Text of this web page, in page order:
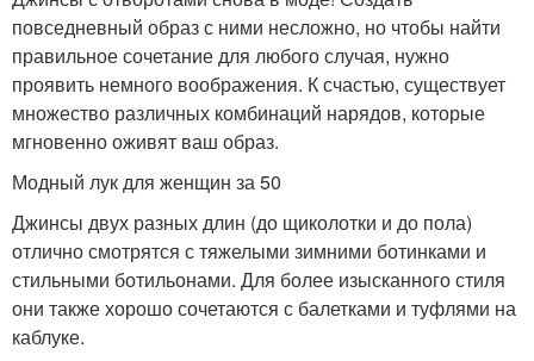
повседневный образ с ними несложно, но чтобы найти
правильное сочетание для любого случая, нужно
проявить немного воображения. К счастью, существует
множество различных комбинаций нарядов, которые
мгновенно оживят ваш образ.
Модный лук для женщин за 50
Джинсы двух разных длин (до щиколотки и до пола)
отлично смотрятся с тяжелыми зимними ботинками и
стильными ботильонами. Для более изысканного стиля
они также хорошо сочетаются с балетками и туфлями на
каблуке.